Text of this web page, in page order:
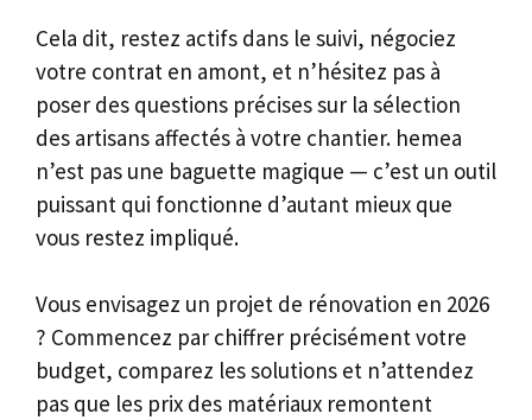
Cela dit, restez actifs dans le suivi, négociez
votre contrat en amont, et n’hésitez pas à
poser des questions précises sur la sélection
des artisans affectés à votre chantier. hemea
n’est pas une baguette magique — c’est un outil
puissant qui fonctionne d’autant mieux que
vous restez impliqué.
Vous envisagez un projet de rénovation en 2026
? Commencez par chiffrer précisément votre
budget, comparez les solutions et n’attendez
pas que les prix des matériaux remontent